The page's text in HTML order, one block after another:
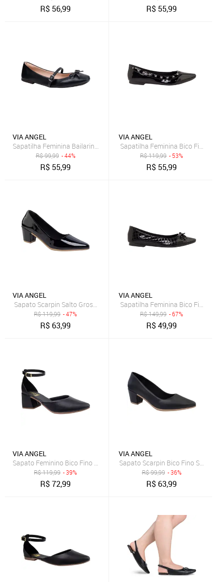
R$ 56,99 R$ 55,99
VIA ANGEL
Sapatilha Feminina Bailarina Flat Bico Quadrado Confortável Via
R$99,99 - 44%
R$ 55,99
VIA ANGEL
R$119,99 - 53%
R$ 55,99
VIA ANGEL
Sapato Scarpin Salto Grosso Bico Fino Verniz Preto Confortavel
R$119,99 - 47%
R$ 63,99
VIA ANGEL
R$149,99 - 67%
R$49,99
VIA ANGEL
R$119,99 - 39%
R$72,99
VIA ANGEL
Sapato Scarpin Bico Fino Salto
R$99,99 - 36%
R$ 63,99